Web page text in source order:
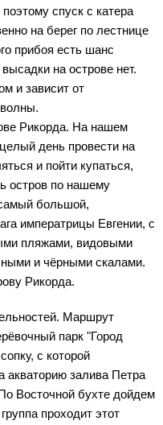
спуск с катера
на берег по лестнице
прибоя есть шанс
на острове нет.
и зависит от
Рикорда. На нашем
день провести на
и пойти купаться,
остров по нашему
большой,
императрицы Евгении, с
пляжами, видовыми
и чёрными скалами.
Рикорда.
Маршрут
парк "Город
с которой
акваторию залива Петра
Восточной бухте дойдем
проходит этот